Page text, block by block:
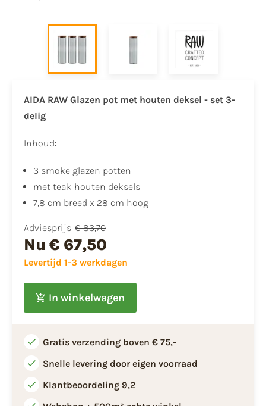
AIDA RAW Glazen pot met houten deksel - set 3-
delig
Inhoud:
3 smoke glazen potten
met teak houten deksels
7,8 cm breed x 28 cm hoog
Adviesprijs € 83,70
Nu € 67,50
Levertijd 1-3 werkdagen
In winkelwagen
Gratis verzending boven € 75,-
Snelle levering door eigen voorraad
Klantbeoordeling 9,2